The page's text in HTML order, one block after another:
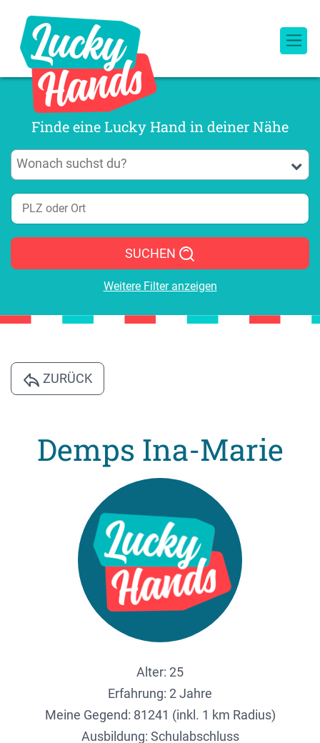
Finde eine Lucky Hand in deiner Nähe
SUCHEN
Weitere Filter anzeigen
ZURÜCK
Demps Ina-Marie
Alter: 25
Erfahrung: 2 Jahre
Meine Gegend: 81241 (inkl. 1 km Radius)
Ausbildung: Schulabschluss